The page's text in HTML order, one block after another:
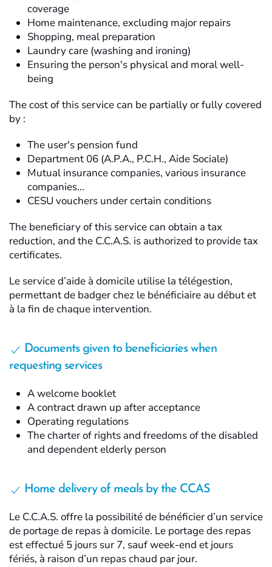
coverage
Home maintenance, excluding major repairs
Shopping, meal preparation
Laundry care (washing and ironing)
Ensuring the person's physical and moral well-
being
The cost of this service can be partially or fully covered
by :
The user's pension fund
Department 06 (A.P.A., P.C.H., Aide Sociale)
Mutual insurance companies, various insurance
companies...
CESU vouchers under certain conditions
The beneficiary of this service can obtain a tax
reduction, and the C.C.A.S. is authorized to provide tax
certificates.
Le service d’aide à domicile utilise la télégestion,
permettant de badger chez le bénéficiaire au début et
à la fin de chaque intervention.
Documents given to beneficiaries when
requesting services
A welcome booklet
A contract drawn up after acceptance
Operating regulations
The charter of rights and freedoms of the disabled
and dependent elderly person
Home delivery of meals by the CCAS
Le C.C.A.S. offre la possibilité de bénéficier d’un service
de portage de repas à domicile. Le portage des repas
est effectué 5 jours sur 7, sauf week-end et jours
fériés, à raison d’un repas chaud par jour.